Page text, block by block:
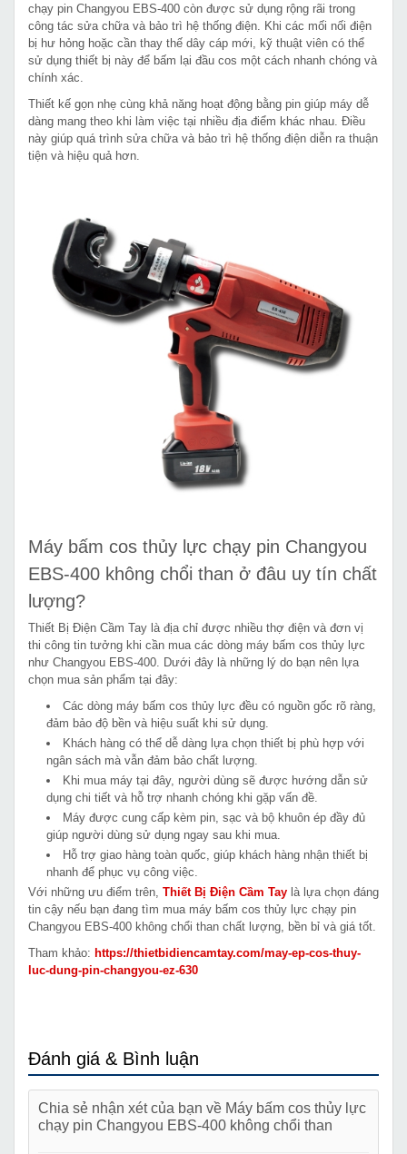
chạy pin Changyou EBS-400 còn được sử dụng rộng rãi trong
công tác sửa chữa và bảo trì hệ thống điện. Khi các mối nối điện
bị hư hỏng hoặc cần thay thế dây cáp mới, kỹ thuật viên có thể
sử dụng thiết bị này để bấm lại đầu cos một cách nhanh chóng và
chính xác.
Thiết kế gọn nhẹ cùng khả năng hoạt động bằng pin giúp máy dễ
dàng mang theo khi làm việc tại nhiều địa điểm khác nhau. Điều
này giúp quá trình sửa chữa và bảo trì hệ thống điện diễn ra thuận
tiện và hiệu quả hơn.
Máy bấm cos thủy lực chạy pin Changyou
EBS-400 không chổi than ở đâu uy tín chất
lượng?
Thiết Bị Điện Cầm Tay là địa chỉ được nhiều thợ điện và đơn vị
thi công tin tưởng khi cần mua các dòng máy bấm cos thủy lực
như Changyou EBS-400. Dưới đây là những lý do bạn nên lựa
chọn mua sản phẩm tại đây:
Các dòng máy bấm cos thủy lực đều có nguồn gốc rõ ràng,
đảm bảo độ bền và hiệu suất khi sử dụng.
Khách hàng có thể dễ dàng lựa chọn thiết bị phù hợp với
ngân sách mà vẫn đảm bảo chất lượng.
Khi mua máy tại đây, người dùng sẽ được hướng dẫn sử
dụng chi tiết và hỗ trợ nhanh chóng khi gặp vấn đề.
Máy được cung cấp kèm pin, sạc và bộ khuôn ép đầy đủ
giúp người dùng sử dụng ngay sau khi mua.
Hỗ trợ giao hàng toàn quốc, giúp khách hàng nhận thiết bị
nhanh để phục vụ công việc.
Với những ưu điểm trên, Thiết Bị Điện Cầm Tay là lựa chọn đáng
tin cậy nếu bạn đang tìm mua máy bấm cos thủy lực chạy pin
Changyou EBS-400 không chổi than chất lượng, bền bỉ và giá tốt.
Tham khảo: https://thietbidiencamtay.com/may-ep-cos-thuy-
luc-dung-pin-changyou-ez-630
Đánh giá & Bình luận
Chia sẻ nhận xét của bạn về Máy bấm cos thủy lực
chạy pin Changyou EBS-400 không chổi than